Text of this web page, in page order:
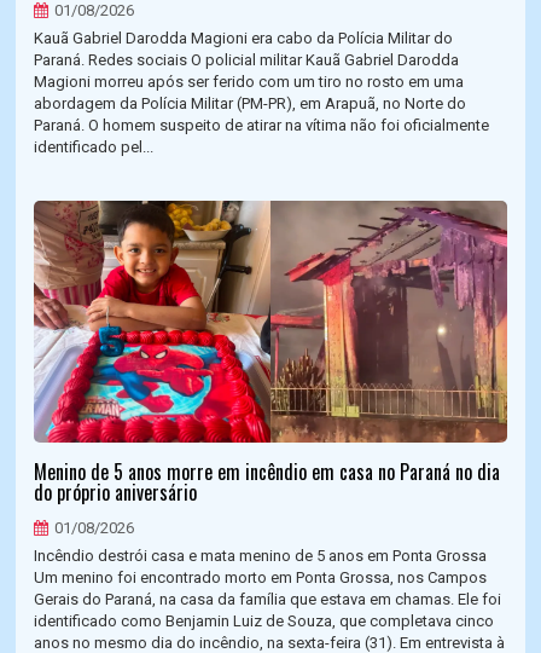
01/08/2026
Kauã Gabriel Darodda Magioni era cabo da Polícia Militar do
Paraná. Redes sociais O policial militar Kauã Gabriel Darodda
Magioni morreu após ser ferido com um tiro no rosto em uma
abordagem da Polícia Militar (PM-PR), em Arapuã, no Norte do
Paraná. O homem suspeito de atirar na vítima não foi oficialmente
identificado pel...
Menino de 5 anos morre em incêndio em casa no Paraná no dia
do próprio aniversário
01/08/2026
Incêndio destrói casa e mata menino de 5 anos em Ponta Grossa
Um menino foi encontrado morto em Ponta Grossa, nos Campos
Gerais do Paraná, na casa da família que estava em chamas. Ele foi
identificado como Benjamin Luiz de Souza, que completava cinco
anos no mesmo dia do incêndio, na sexta-feira (31). Em entrevista à